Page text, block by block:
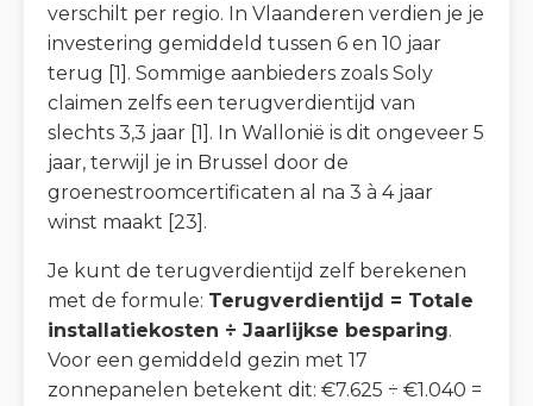
verschilt per regio. In Vlaanderen verdien je je
investering gemiddeld tussen 6 en 10 jaar
terug [1]. Sommige aanbieders zoals Soly
claimen zelfs een terugverdientijd van
slechts 3,3 jaar [1]. In Wallonië is dit ongeveer 5
jaar, terwijl je in Brussel door de
groenestroomcertificaten al na 3 à 4 jaar
winst maakt [23].
Je kunt de terugverdientijd zelf berekenen
met de formule: Terugverdientijd = Totale
installatiekosten ÷ Jaarlijkse besparing.
Voor een gemiddeld gezin met 17
zonnepanelen betekent dit: €7.625 ÷ €1.040 =